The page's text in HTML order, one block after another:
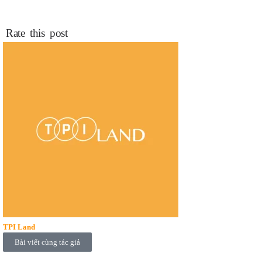
Rate this post
TPI Land
Bài viết cùng tác giả